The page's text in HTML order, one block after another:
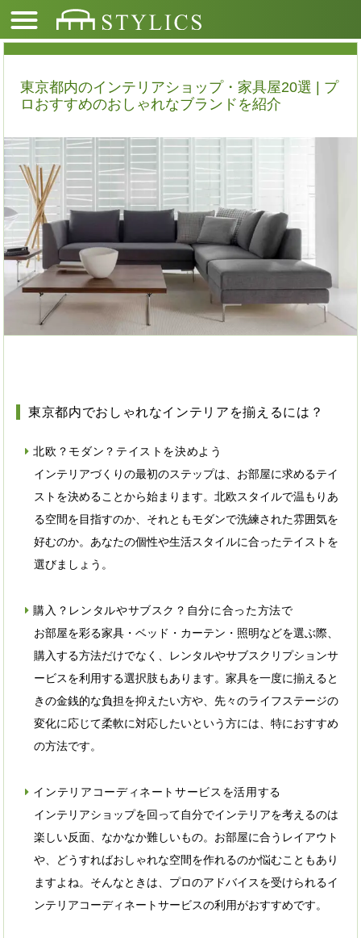
東京都内のインテリアショップ・家具屋20選 | プ
ロおすすめのおしゃれなブランドを紹介
東京都内でおしゃれなインテリアを揃えるには？
北欧？モダン？テイストを決めよう
インテリアづくりの最初のステップは、お部屋に求めるテイ
ストを決めることから始まります。北欧スタイルで温もりあ
る空間を目指すのか、それともモダンで洗練された雰囲気を
好むのか。あなたの個性や生活スタイルに合ったテイストを
選びましょう。
購入？レンタルやサブスク？自分に合った方法で
お部屋を彩る家具・ベッド・カーテン・照明などを選ぶ際、
購入する方法だけでなく、レンタルやサブスクリプションサ
ービスを利用する選択肢もあります。家具を一度に揃えると
きの金銭的な負担を抑えたい方や、先々のライフステージの
変化に応じて柔軟に対応したいという方には、特におすすめ
の方法です。
インテリアコーディネートサービスを活用する
インテリアショップを回って自分でインテリアを考えるのは
楽しい反面、なかなか難しいもの。お部屋に合うレイアウト
や、どうすればおしゃれな空間を作れるのか悩むこともあり
ますよね。そんなときは、プロのアドバイスを受けられるイ
ンテリアコーディネートサービスの利用がおすすめです。